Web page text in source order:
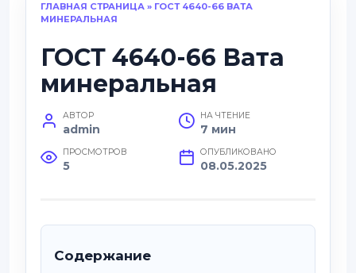
ГЛАВНАЯ СТРАНИЦА » ГОСТ 4640-66 ВАТА
МИНЕРАЛЬНАЯ
ГОСТ 4640-66 Вата
минеральная
АВТОР
admin
НА ЧТЕНИЕ
7 мин
ПРОСМОТРОВ
5
ОПУБЛИКОВАНО
08.05.2025
Содержание